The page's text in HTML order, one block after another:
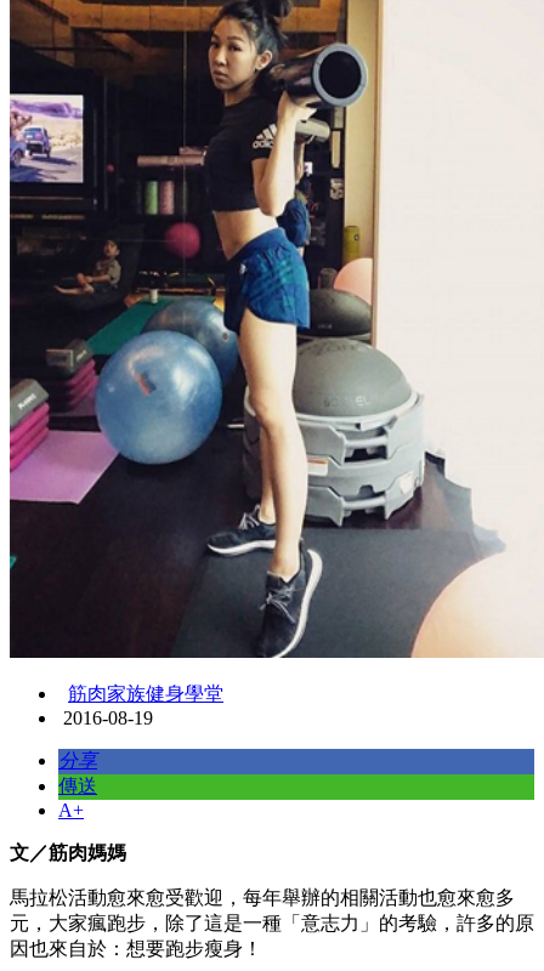
筋肉家族健身學堂
2016-08-19
分享
傳送
A+
文／筋肉媽媽
馬拉松活動愈來愈受歡迎，每年舉辦的相關活動也愈來愈多
元，大家瘋跑步，除了這是一種「意志力」的考驗，許多的原
因也來自於：想要跑步瘦身！